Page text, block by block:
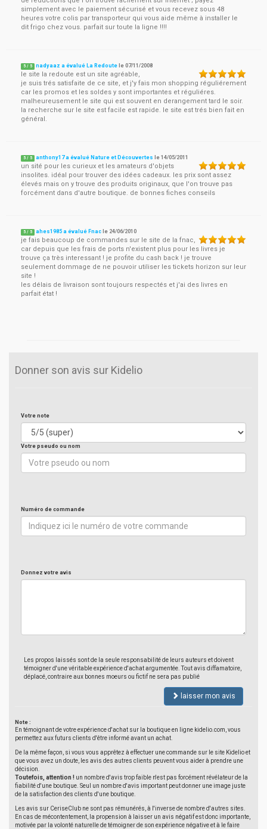
simplement avec le paiement sécurisé et vous recevez sous 48
heures votre colis par transporteur qui vous aide même à installer le
dit frigo chez vous. parfait sur toute la ligne !!!!
5 / 5 nadyaaz a évalué La Redoute le07/11/2008
le site la redoute est un site agréable,
je suis trés satisfaite de ce site, et j'y fais mon shopping réguliérement
car les promos et les soldes y sont importantes et réguliéres.
malheureusement le site qui est souvent en derangement tard le soir.
la recherche sur le site est facile est rapide. le site est trés bien fait en
général.
5 / 5 anthony17 a évalué Nature et Découvertes le14/05/2011
un sité pour les curieux et les amateurs d'objets
insolites. idéal pour trouver des idées cadeaux. les prix sont assez
élevés mais on y trouve des produits originaux, que l'on trouve pas
forcément dans d'autre boutique. de bonnes fiches conseils
5 / 5 ahes1985 a évalué Fnac le 24/06/2010
je fais beaucoup de commandes sur le site de la fnac,
car depuis que les frais de ports n'existent plus pour les livres je
trouve ça très interessant ! je profite du cash back ! je trouve
seulement dommage de ne pouvoir utiliser les tickets horizon sur leur
site !
les délais de livraison sont toujours respectés et j'ai des livres en
parfait état !
Donner son avis sur Kidelio
Votre note
Votre pseudo ou nom
Numéro de commande
Donnez votre avis
Les propos laissés sont de la seule responsabilité de leurs auteurs et doivent
témoigner d'une véritable expérience d'achat argumentée. Tout avis diffamatoire,
déplacé, contraire aux bonnes moeurs ou fictif ne sera pas publié
laisser mon avis
Note :
En témoignant de votre expérience d'achat sur la boutique en ligne kidelio.com, vous
permettez aux futurs clients d'être informé avant un achat.
De la même façon, si vous vous apprêtez à effectuer une commande sur le site Kidelio et
que vous avez un doute, les avis des autres clients peuvent vous aider à prendre une
décision.
Toutefois, attention ! un nombre d'avis trop faible n'est pas forcément révélateur de la
fiabilité d'une boutique. Seul un nombre d'avis important peut donner une image juste
de la satisfaction des clients d'une boutique.
Les avis sur CeriseClub ne sont pas rémunérés, à l'inverse de nombre d'autres sites.
En cas de mécontentement, la propension à laisser un avis négatif est donc importante,
motivée par la volonté naturelle de témoigner de son expérience négative et à le faire